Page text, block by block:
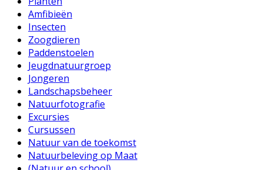
Amfibieën
Insecten
Zoogdieren
Paddenstoelen
Jeugdnatuurgroep
Jongeren
Landschapsbeheer
Natuurfotografie
Excursies
Cursussen
Natuur van de toekomst
Natuurbeleving op Maat